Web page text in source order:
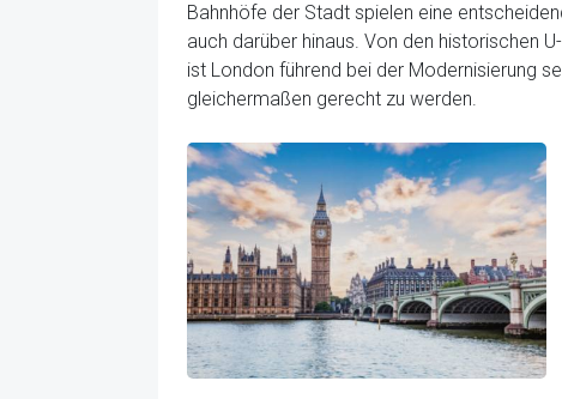
Bahnhöfe der Stadt spielen eine
auch darüber hinaus. Von den historischen
ist London führend bei der Modernisierung
gleichermaßen gerecht zu werden.